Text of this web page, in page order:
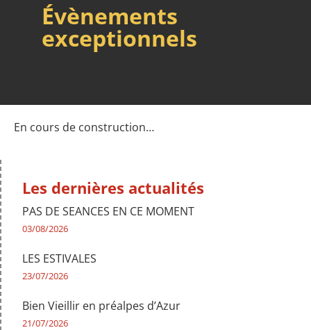
Évènements
exceptionnels
En cours de construction…
Les dernières actualités
PAS DE SEANCES EN CE MOMENT
03/08/2026
LES ESTIVALES
23/07/2026
Bien Vieillir en préalpes d’Azur
21/07/2026